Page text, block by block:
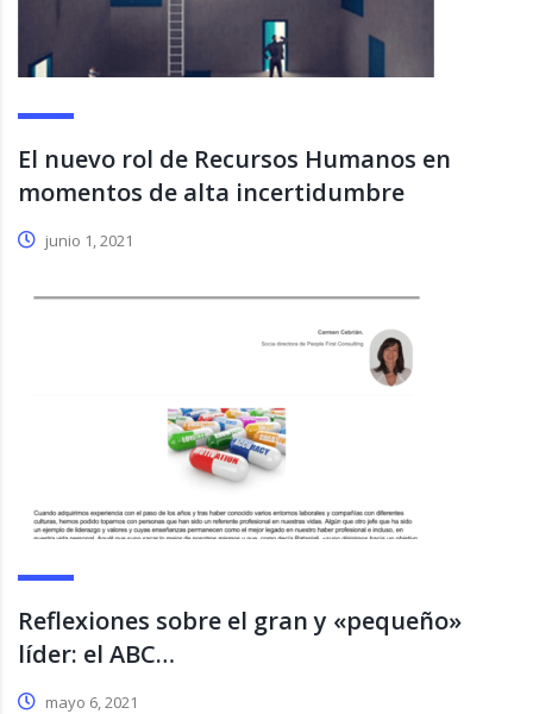
El nuevo rol de Recursos Humanos en
momentos de alta incertidumbre
junio 1, 2021
Reflexiones sobre el gran y «pequeño»
líder: el ABC…
mayo 6, 2021